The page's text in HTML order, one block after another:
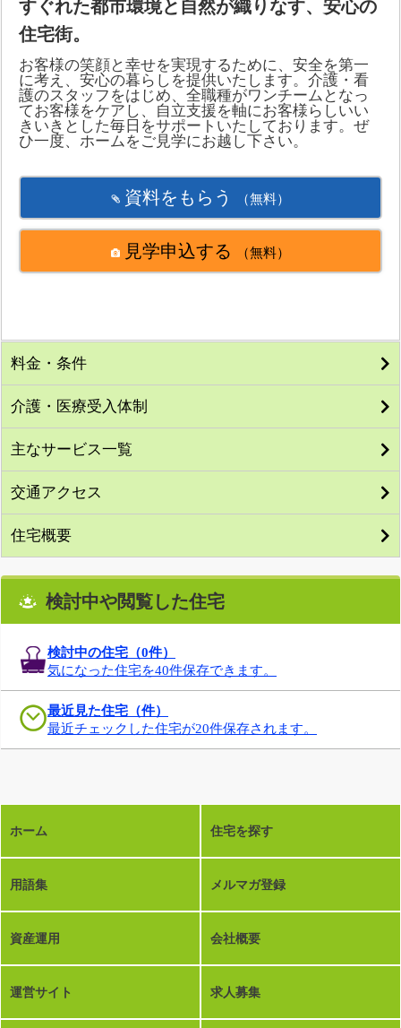
すぐれた都市環境と自然が織りなす、安心の
住宅街。
お客様の笑顔と幸せを実現するために、安全を第一
に考え、安心の暮らしを提供いたします。介護・看
護のスタッフをはじめ、全職種がワンチームとなっ
てお客様をケアし、自立支援を軸にお客様らしいい
きいきとした毎日をサポートいたしております。ぜ
ひ一度、ホームをご見学にお越し下さい。
資料をもらう （無料）
見学申込する （無料）
料金・条件
介護・医療受入体制
主なサービス一覧
交通アクセス
住宅概要
検討中や閲覧した住宅
検討中の住宅（0件）
気になった住宅を40件保存できます。
最近見た住宅（件）
最近チェックした住宅が20件保存されます。
ホーム 住宅を探す
用語集 メルマガ登録
資産運用 会社概要
運営サイト 求人募集